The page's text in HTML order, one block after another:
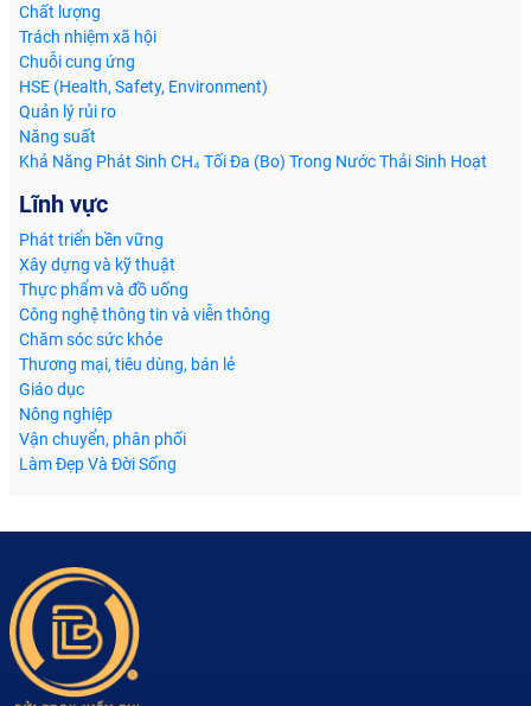
Chất lượng
Trách nhiệm xã hội
Chuỗi cung ứng
HSE (Health, Safety, Environment)
Quản lý rủi ro
Năng suất
Khả Năng Phát Sinh CH₄ Tối Đa (Bo) Trong Nước Thải Sinh Hoạt
Lĩnh vực
Phát triển bền vững
Xây dựng và kỹ thuật
Thực phẩm và đồ uống
Công nghệ thông tin và viễn thông
Chăm sóc sức khỏe
Thương mại, tiêu dùng, bán lẻ
Giáo dục
Nông nghiệp
Vận chuyển, phân phối
Làm Đẹp Và Đời Sống